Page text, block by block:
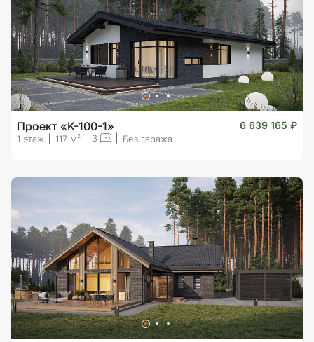
Проект «K-100-1» 6 639 165 ₽
1 этаж 117 м2 3 Без гаража